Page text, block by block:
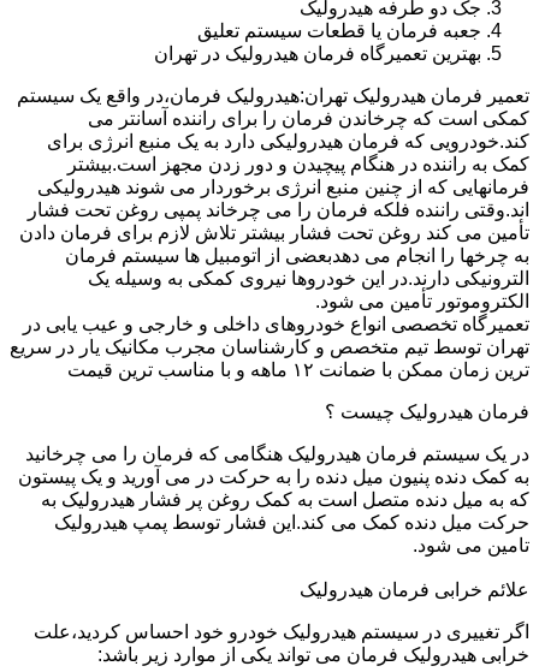
جک دو طرفه هیدرولیک
جعبه فرمان یا قطعات سیستم تعلیق
بهترین تعمیرگاه فرمان هیدرولیک در تهران
تعمیر فرمان هیدرولیک تهران:هیدرولیک فرمان،در واقع یک سیستم
کمکی است که چرخاندن فرمان را برای راننده آسانتر می
کند.خودرویی که فرمان هیدرولیکی دارد به یک منبع انرژی برای
کمک به راننده در هنگام پیچیدن و دور زدن مجهز است.بیشتر
فرمانهایی که از چنین منبع انرژی برخوردار می شوند هیدرولیکی
اند.وقتی راننده فلکه فرمان را می چرخاند پمپی روغن تحت فشار
تأمین می کند روغن تحت فشار بیشتر تلاش لازم برای فرمان دادن
به چرخها را انجام می دهدبعضی از اتومبیل ها سیستم فرمان
الترونیکی دارند.در این خودروها نیروی کمکی به وسیله یک
الکتروموتور تأمین می شود.
تعمیرگاه تخصصی انواع خودروهای داخلی و خارجی و عیب یابی در
تهران توسط تیم متخصص و کارشناسان مجرب مکانیک یار در سریع
ترین زمان ممکن با ضمانت ۱۲ ماهه و با مناسب ترین قیمت
فرمان هیدرولیک چیست ؟
در یک سیستم فرمان هیدرولیک هنگامی که فرمان را می چرخانید
به کمک دنده پنیون میل دنده را به حرکت در می آورید و یک پیستون
که به میل دنده متصل است به کمک روغن پر فشار هیدرولیک به
حرکت میل دنده کمک می کند.این فشار توسط پمپ هیدرولیک
تامین می شود.
علائم خرابی فرمان هیدرولیک
اگر تغییری در سیستم هیدرولیک خودرو خود احساس کردید،علت
خرابی هیدرولیک فرمان می تواند یکی از موارد زیر باشد: